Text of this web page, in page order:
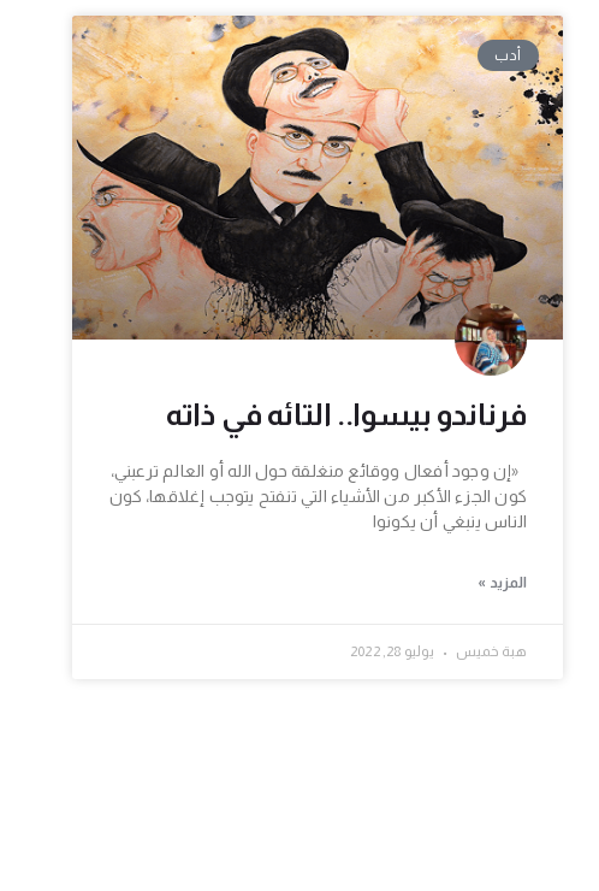
أدب
فرناندو بيسوا.. التائه في ذاته
«إن وجود أفعال ووقائع منغلقة حول الله أو العالم ترعبني،
كون الجزء الأكبر من الأشياء التي تنفتح يتوجب إغلاقها، كون
الناس ينبغي أن يكونوا
المزيد »
هبة خميس يوليو 28, 2022